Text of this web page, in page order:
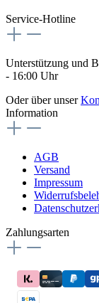
Service-Hotline
Unterstützung und
- 16:00 Uhr
Oder über unser
Information
AGB
Versand
Impressum
Zahlungsarten